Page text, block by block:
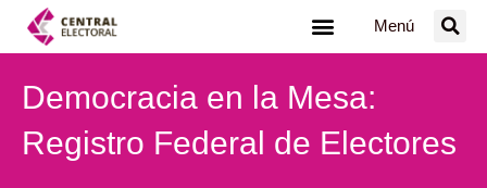
Menú
Democracia en la Mesa:
Registro Federal de Electores